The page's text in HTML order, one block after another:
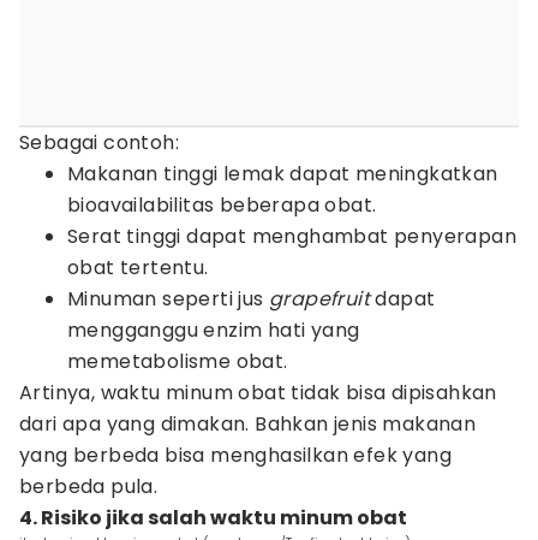
Sebagai contoh:
Makanan tinggi lemak dapat meningkatkan
bioavailabilitas beberapa obat.
Serat tinggi dapat menghambat penyerapan
obat tertentu.
Minuman seperti jus grapefruitdapat
mengganggu enzim hati yang
memetabolisme obat.
Artinya, waktu minum obat tidak bisa dipisahkan
dari apa yang dimakan. Bahkan jenis makanan
yang berbeda bisa menghasilkan efek yang
berbeda pula.
4. Risiko jika salah waktu minum obat